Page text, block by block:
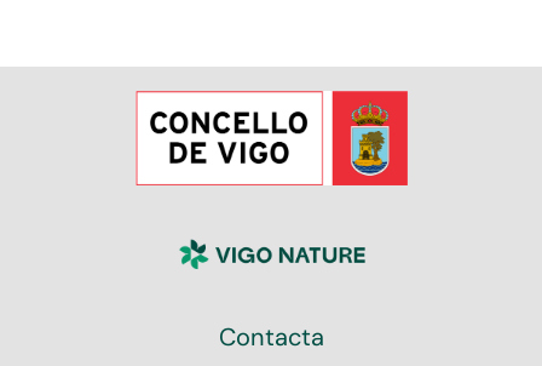
Contacta